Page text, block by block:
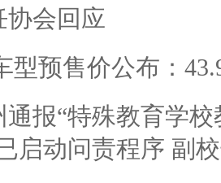
协会回应
型预售价公布：
通报“特殊教育学
启动问责程序 副